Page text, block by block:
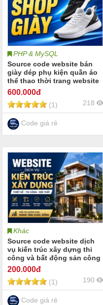
PHP & MySQL
Source code website bán
giày dép phụ kiện quần áo
thể thao thời trang website
bán giày dép phụ kiện quần
áo thể thao Share code
website quần áo thời trang
giày dép phụ kiện balo túi
xách
600.000đ
(1) 218
Code giá rẻ
Khác
Source code website dịch
vụ kiến trúc xây dựng thi
công và bất động sản công
ty xây dựng đơn vị thiết kế
kiến trúc nhà thầu thi công
và doanh nghiệp kinh
doanh bất động sản
200.000đ
(1) 190
Code giá rẻ